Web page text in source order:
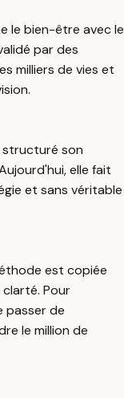
le bien-être avec le
par des
milliers de vies et
structuré son
elle fait
et sans véritable
est copiée
Pour
passer de
le million de